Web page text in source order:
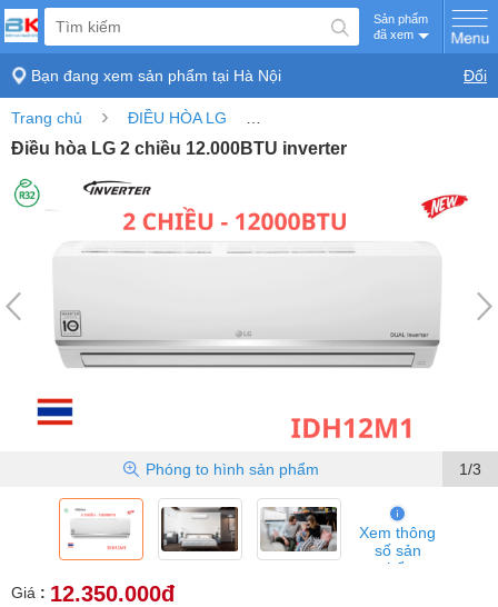
Sản phẩm
đã xem
Bạn đang xem sản phẩm tại Hà Nội Đổi
Trang chủ › ĐIỀU HÒA LG
Điều hòa LG 2 chiều 12.000BTU inverter
1/3
Phóng to hình sản phẩm
Xem thông
số sản
phẩm
Giá : 12.350.000đ